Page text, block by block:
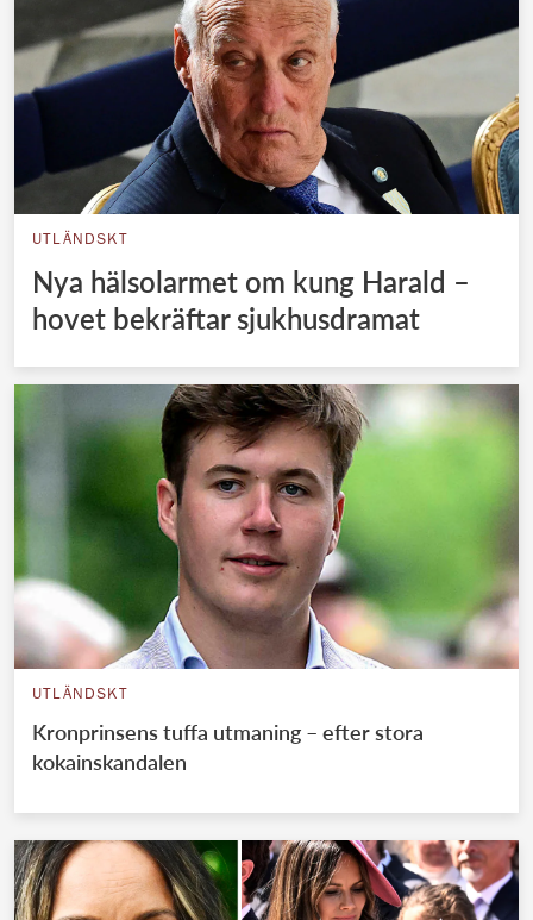
UTLÄNDSKT
Nya hälsolarmet om kung Harald –
hovet bekräftar sjukhusdramat
UTLÄNDSKT
Kronprinsens tuffa utmaning – efter stora
kokainskandalen